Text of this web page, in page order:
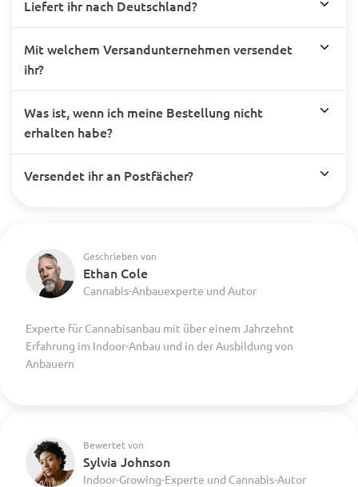
Liefert ihr nach Deutschland?
Mit welchem Versandunternehmen versendet
ihr?
Was ist, wenn ich meine Bestellung nicht
erhalten habe?
Versendet ihr an Postfächer?
Geschrieben von
Ethan Cole
Cannabis-Anbauexperte und Autor
Experte für Cannabisanbau mit über einem Jahrzehnt
Erfahrung im Indoor-Anbau und in der Ausbildung von
Anbauern
Bewertet von
Sylvia Johnson
Indoor-Growing-Experte und Cannabis-Autor